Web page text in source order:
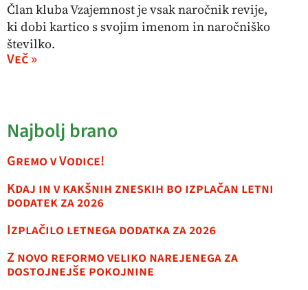
Član kluba Vzajemnost je vsak naročnik revije,
ki dobi kartico s svojim imenom in naročniško
številko.
Več »
Najbolj brano
Gremo v Vodice!
Kdaj in v kakšnih zneskih bo izplačan letni
dodatek za 2026
Izplačilo letnega dodatka za 2026
Z novo reformo veliko narejenega za
dostojnejše pokojnine